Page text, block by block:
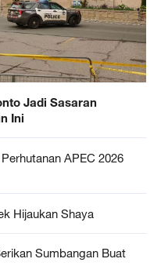
Jadi Sasaran
Ini
APEC 2026
Hijaukan Shaya
Sumbangan Buat